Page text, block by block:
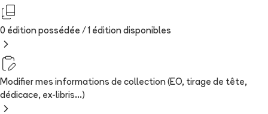
0 édition possédée / 1 édition disponibles
Modifier mes informations de collection (EO, tirage de tête,
dédicace, ex-libris...)